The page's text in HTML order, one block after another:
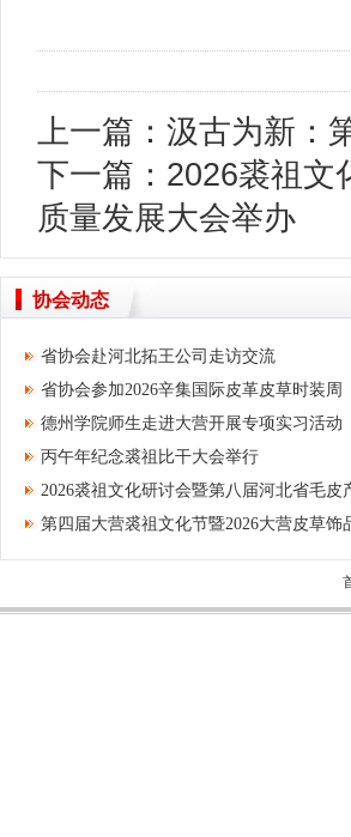
上一篇： 汲古为新：
下一篇： 2026裘祖文
质量发展大会举办
协会动态
省协会赴河北拓王公司走访交流
省协会参加2026辛集国际皮革皮草时装周
德州学院师生走进大营开展专项实习活动
丙午年纪念裘祖比干大会举行
2026裘祖文化研讨会暨第八届河北省毛皮产业集群高质量发展大
第四届大营裘祖文化节暨2026大营皮草饰品春季产销对接